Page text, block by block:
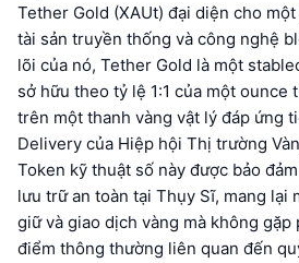
Tether Gold (XAUt) đại diện cho
tài sản truyền thống và công nghệ
lõi của nó, Tether Gold là một
sở hữu theo tỷ lệ 1:1 của một ounce
trên một thanh vàng vật lý đáp ứng
Delivery của Hiệp hội Thị trường
Token kỹ thuật số này được bảo
lưu trữ an toàn tại Thụy Sĩ, mang lại
giữ và giao dịch vàng mà không
điểm thông thường liên quan đến